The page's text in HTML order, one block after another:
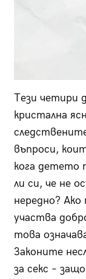
Тези четири
кристална
въпроси,
кога детето
ли си, че не
нередно?
участва
това
Законите
за секс –